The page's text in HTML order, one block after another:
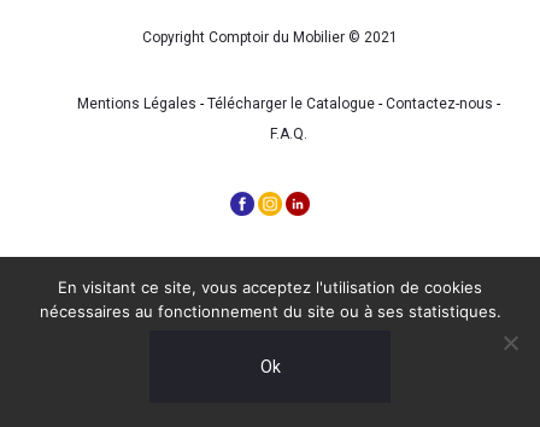
Copyright Comptoir du Mobilier © 2021
Mentions Légales - Télécharger le Catalogue- Contactez-nous -
F.A.Q.
En visitant ce site, vous acceptez l'utilisation de cookies
nécessaires au fonctionnement du site ou à ses statistiques.
Ok